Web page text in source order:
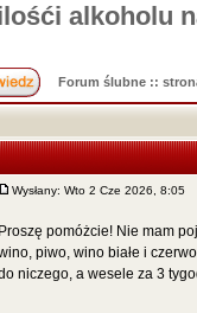
alkoholu
Forum ślubne ::
Wysłany: Wto 2 Cze 2026, 8:05
Proszę pomóżcie! Nie mam
piwo, wino białe i
niczego, a wesele za 3